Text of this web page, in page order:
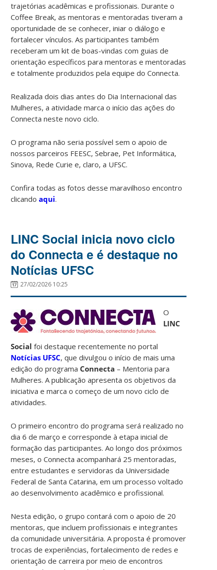
trajetórias acadêmicas e profissionais. Durante o
Coffee Break, as mentoras e mentoradas tiveram a
oportunidade de se conhecer, iniar o diálogo e
fortalecer vínculos. As participantes também
receberam um kit de boas-vindas com guias de
orientação específicos para mentoras e mentoradas
e totalmente produzidos pela equipe do Connecta.
Realizada dois dias antes do Dia Internacional das
Mulheres, a atividade marca o início das ações do
Connecta neste novo ciclo.
O programa não seria possível sem o apoio de
nossos parceiros FEESC, Sebrae, Pet Informática,
Sinova, Rede Curie e, claro, a UFSC.
Confira todas as fotos desse maravilhoso encontro
clicandoaqui.
LINC Social inicia novo ciclo
do Connecta e é destaque no
Notícias UFSC
27/02/2026 10:25
O
LINC
Social foi destaque recentemente no portal
Notícias UFSC, que divulgou o início de mais uma
edição do programa Connecta – Mentoria para
Mulheres. A publicação apresenta os objetivos da
iniciativa e marca o começo de um novo ciclo de
atividades.
O primeiro encontro do programa será realizado no
dia 6 de março e corresponde à etapa inicial de
formação das participantes. Ao longo dos próximos
meses, o Connecta acompanhará 25 mentoradas,
entre estudantes e servidoras da Universidade
Federal de Santa Catarina, em um processo voltado
ao desenvolvimento acadêmico e profissional.
Nesta edição, o grupo contará com o apoio de 20
mentoras, que incluem profissionais e integrantes
da comunidade universitária. A proposta é promover
trocas de experiências, fortalecimento de redes e
orientação de carreira por meio de encontros